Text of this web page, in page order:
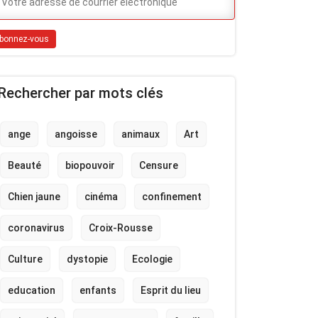
par mots clés
ange angoisse animaux Art
Beauté biopouvoir Censure
Chien jaune cinéma confinement
coronavirus Croix-Rousse
Culture dystopie Ecologie
education enfants Esprit du lieu